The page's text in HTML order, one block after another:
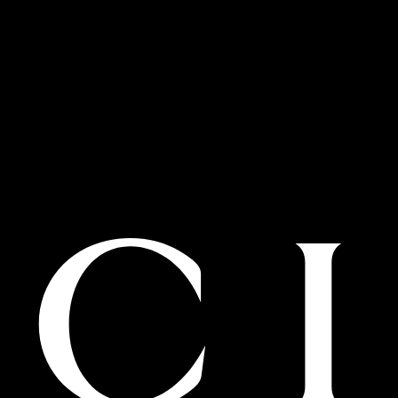
Çökertme Caddesi Yalikavak Marina 6
Yalıkavak Marina, AF 3/4
Gucci.Bodrum@gucci.com